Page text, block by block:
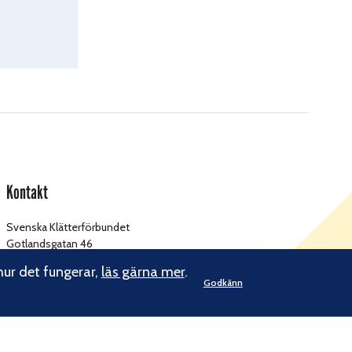
Kontakt
Svenska Klätterförbundet
Gotlandsgatan 46
Övriga kontaktuppgifter
det fungerar, läs gärna mer.
Godkänn